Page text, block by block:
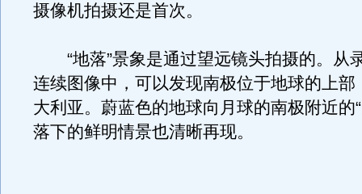
摄像机拍摄还是首次。
“地落”景象是通过望远镜头拍摄的。从
连续图像中，可以发现南极位于地球的上部
大利亚。蔚蓝色的地球向月球的南极附近的
落下的鲜明情景也清晰再现。